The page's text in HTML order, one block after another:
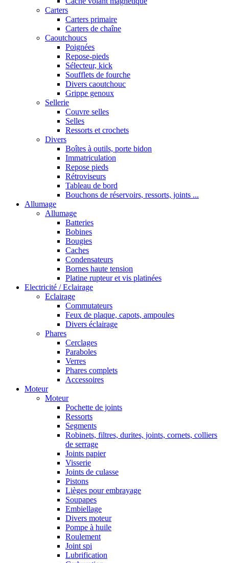
Carters
Carters primaire
Carters de chaîne
Caoutchoucs
Poignées
Repose-pieds
Sélecteur, kick
Soufflets de fourche
Divers caoutchouc
Grippe genoux
Sellerie
Couvre selles
Selles
Ressorts et crochets
Divers
Boîtes à outils, porte bidon
Immatriculation
Repose pieds
Rétroviseurs
Tableau de bord
Bouchons de réservoirs, ressorts, joints ...
Allumage
Allumage
Batteries
Bobines
Bougies
Caches
Condensateurs
Bornes haute tension
Platine rupteur et vis platinées
Electricité / Eclairage
Eclairage
Commutateurs
Feux de plaque, capots, ampoules
Divers éclairage
Phares
Cerclages
Paraboles
Verres
Phares complets
Accessoires
Moteur
Moteur
Pochette de joints
Ressorts
Segments
Robinets, filtres, durites, joints, cornets, colliers
de serrage
Joints papier
Visserie
Joints de culasse
Pistons
Lièges pour embrayage
Soupapes
Embiellage
Divers moteur
Pompe à huile
Roulement
Joint spi
Lubrification